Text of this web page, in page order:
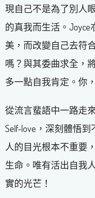
現自己不是為了別人
的真我而生活。
美，而改變自己去符
嗎？與其委曲求全，
多一點自我肯定。你
從流言蜚語中一路走
Self-love，深刻體悟
人的目光根本不重要
生命。唯有活出自我
實的光芒！